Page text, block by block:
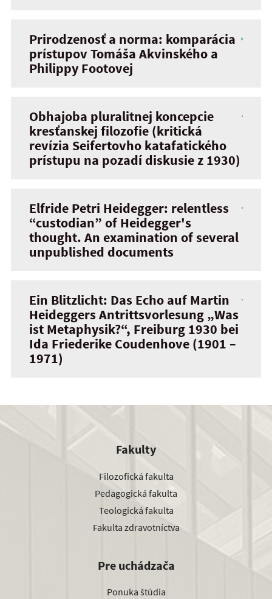
Prirodzenosť a norma: komparácia
prístupov Tomáša Akvinského a
Philippy Footovej
Obhajoba pluralitnej koncepcie
kresťanskej filozofie (kritická
revízia Seifertovho katafatického
prístupu na pozadí diskusie z 1930)
Elfride Petri Heidegger: relentless
“custodian” of Heidegger's
thought. An examination of several
unpublished documents
Ein Blitzlicht: Das Echo auf Martin
Heideggers Antrittsvorlesung „Was
ist Metaphysik?“, Freiburg 1930 bei
Ida Friederike Coudenhove (1901 –
1971)
Fakulty
Filozofická fakulta
Pedagogická fakulta
Teologická fakulta
Fakulta zdravotníctva
Pre uchádzača
Ponuka štúdia